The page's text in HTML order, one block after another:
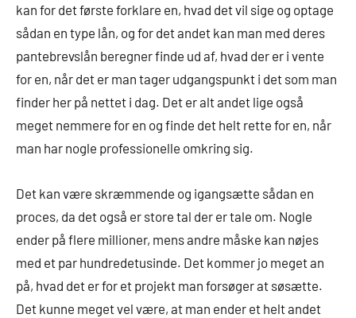
kan for det første forklare en, hvad det vil sige og optage
sådan en type lån, og for det andet kan man med deres
pantebrevslån beregner finde ud af, hvad der er i vente
for en, når det er man tager udgangspunkt i det som man
finder her på nettet i dag. Det er alt andet lige også
meget nemmere for en og finde det helt rette for en, når
man har nogle professionelle omkring sig.
Det kan være skræmmende og igangsætte sådan en
proces, da det også er store tal der er tale om. Nogle
ender på flere millioner, mens andre måske kan nøjes
med et par hundredetusinde. Det kommer jo meget an
på, hvad det er for et projekt man forsøger at søsætte.
Det kunne meget vel være, at man ender et helt andet